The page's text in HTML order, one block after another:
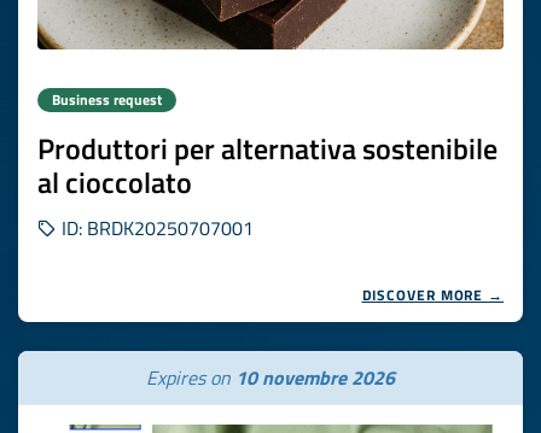
Business request
Produttori per alternativa sostenibile
al cioccolato
ID: BRDK20250707001
DISCOVER MORE →
Expires on 10 novembre 2026